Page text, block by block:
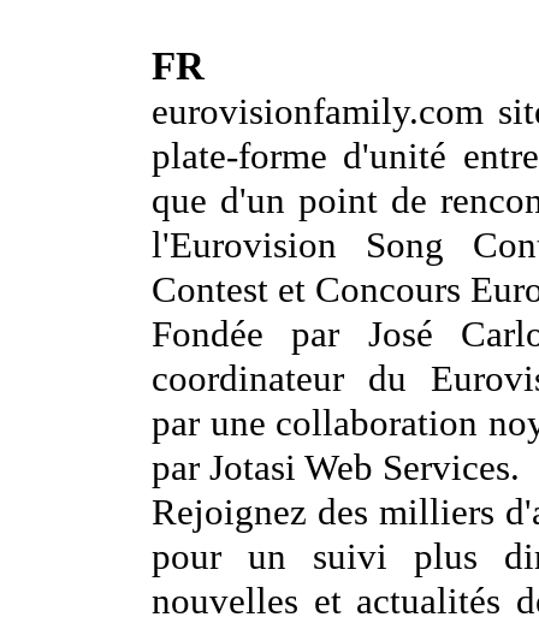
FR
eurovisionfamily.com
plate-forme d'unité
que d'un point de
l'Eurovision Song
Contest et Concours
Fondée par José
coordinateur du
par une collaboration
par Jotasi Web Services.
Rejoignez des milliers
pour un suivi plus
nouvelles et actualités